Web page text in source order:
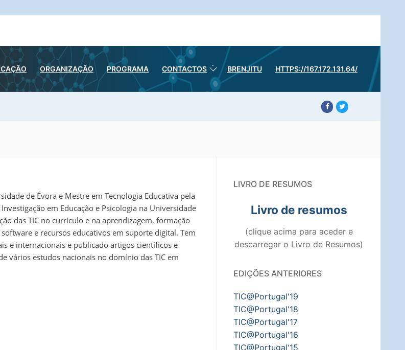
ORGANIZAÇÃO PROGRAMA CONTACTOS BRENJITU HTTPS://167.172.131.64/
de Évora e Mestre em Tecnologia Educativa pela
em Educação e Psicologia na Universidade
das TIC no currículo e na aprendizagem, formação
e recursos educativos em suporte digital. Tem
e internacionais e publicado artigos científicos e
vários estudos nacionais no domínio das TIC em
LIVRO DE RESUMOS
Livro de resumos
(clique acima para aceder e
descarregar o Livro de Resumos)
EDIÇÕES ANTERIORES
TIC@Portugal'19
TIC@Portugal'18
TIC@Portugal'17
TIC@Portugal'16
TIC@Portugal'15